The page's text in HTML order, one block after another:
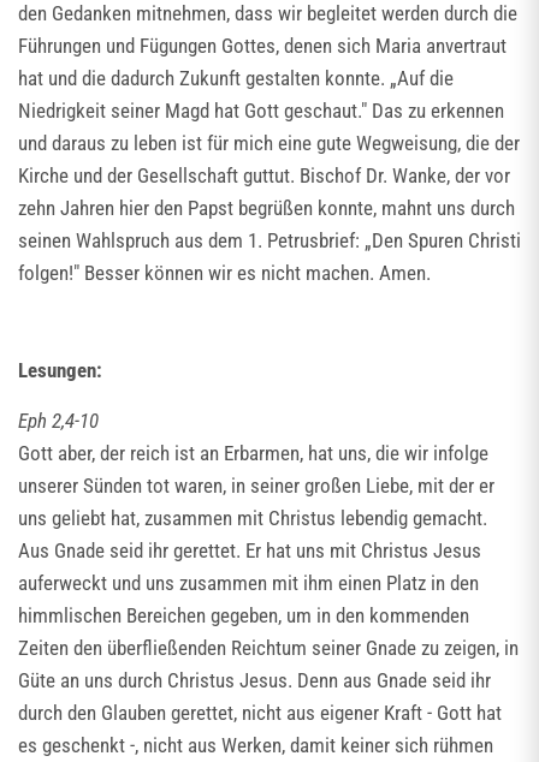
den Gedanken mitnehmen, dass wir begleitet werden durch die
Führungen und Fügungen Gottes, denen sich Maria anvertraut
hat und die dadurch Zukunft gestalten konnte. „Auf die
Niedrigkeit seiner Magd hat Gott geschaut." Das zu erkennen
und daraus zu leben ist für mich eine gute Wegweisung, die der
Kirche und der Gesellschaft guttut. Bischof Dr. Wanke, der vor
zehn Jahren hier den Papst begrüßen konnte, mahnt uns durch
seinen Wahlspruch aus dem 1. Petrusbrief: „Den Spuren Christi
folgen!" Besser können wir es nicht machen. Amen.
Lesungen:
Eph 2,4-10
Gott aber, der reich ist an Erbarmen, hat uns, die wir infolge
unserer Sünden tot waren, in seiner großen Liebe, mit der er
uns geliebt hat, zusammen mit Christus lebendig gemacht.
Aus Gnade seid ihr gerettet. Er hat uns mit Christus Jesus
auferweckt und uns zusammen mit ihm einen Platz in den
himmlischen Bereichen gegeben, um in den kommenden
Zeiten den überfließenden Reichtum seiner Gnade zu zeigen, in
Güte an uns durch Christus Jesus. Denn aus Gnade seid ihr
durch den Glauben gerettet, nicht aus eigener Kraft - Gott hat
es geschenkt -, nicht aus Werken, damit keiner sich rühmen